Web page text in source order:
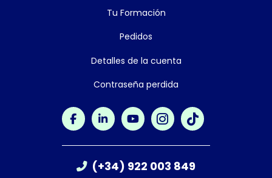
Tu Formación
Pedidos
Detalles de la cuenta
Contraseña perdida
(+34) 922 003 849